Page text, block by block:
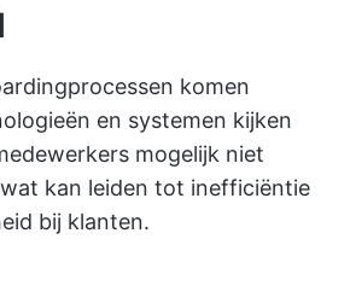
komen
en systemen kijken
mogelijk niet
kan leiden tot inefficiëntie
bij klanten.